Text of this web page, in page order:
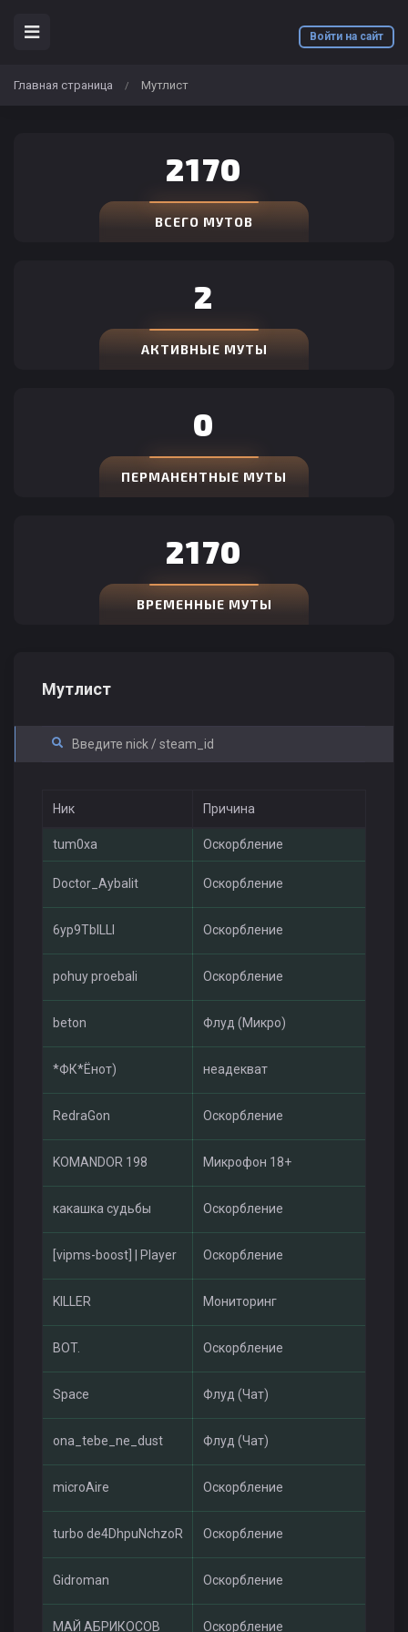
Войти на сайт
Главная страница / Мутлист
2170
ВСЕГО МУТОВ
2
АКТИВНЫЕ МУТЫ
0
ПЕРМАНЕНТНЫЕ МУТЫ
2170
ВРЕМЕННЫЕ МУТЫ
Мутлист
Ник Причина
tum0xa Оскорбление
Doctor_Aybalit Оскорбление
6yp9TbILLI Оскорбление
pohuy proebali Оскорбление
beton Флуд (Микро)
*ФК*Ёнот) неадекват
RedraGon Оскорбление
KOMANDOR 198 Микрофон 18+
какашка судьбы Оскорбление
[vipms-boost] | Player Оскорбление
KILLER Мониторинг
BOT. Оскорбление
Space Флуд (Чат)
ona_tebe_ne_dust Флуд (Чат)
microAire Оскорбление
turbo de4DhpuNchzoR Оскорбление
Gidroman Оскорбление
МАЙ АБРИКОСОВ Оскорбление